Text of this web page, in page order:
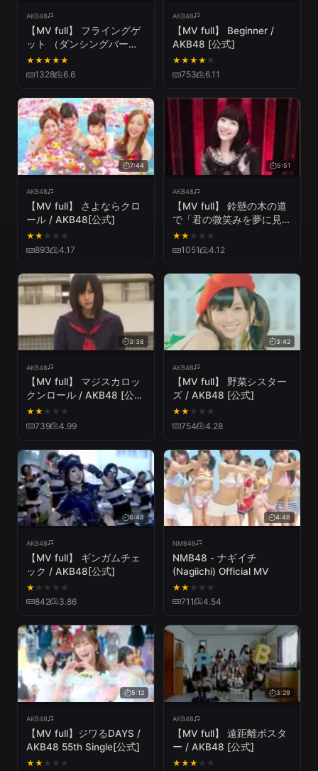
AKB48
【MV full】 フライングゲ
ット （ダンシングバージ
ョン） / AKB48 [公式]
★★★★★
1328 6.6
AKB48
【MV full】 Beginner /
AKB48 [公式]
★★★★ ★
753 6.11
7:44
AKB48
【MV full】 さよならクロ
ール / AKB48[公式]
★★ ★ ★ ★
893 4.17
5:51
AKB48
【MV full】 鈴懸の木の道
で「君の微笑みを夢に見
る」と言ってしまったら僕
たちの関係はどう変わって
か考えた上でのやや気恥ず
かしい結論のようなもの
/AKB48[公式]
★★ ★ ★ ★
1051 4.12
3:38
AKB48
【MV full】 マジスカロッ
クンロール / AKB48 [公
式]
★★ ★ ★ ★
739 4.99
3:42
AKB48
【MV full】 野菜シスター
ズ / AKB48 [公式]
★★ ★ ★ ★
754 4.28
6:48
AKB48
【MV full】 ギンガムチェ
ック / AKB48[公式]
★ ★ ★ ★ ★
842 3.86
4:48
NMB48
NMB48 - ナギイチ
(Nagiichi) Official MV
★★ ★ ★ ★
711 4.54
5:12
AKB48
【MV full】ジワるDAYS /
AKB48 55th Single[公式]
★★ ★ ★ ★
3:29
AKB48
【MV full】 遠距離ポスタ
ー / AKB48 [公式]
★★★ ★ ★